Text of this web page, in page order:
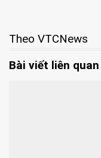
Theo VTCNews
Bài viết liên quan